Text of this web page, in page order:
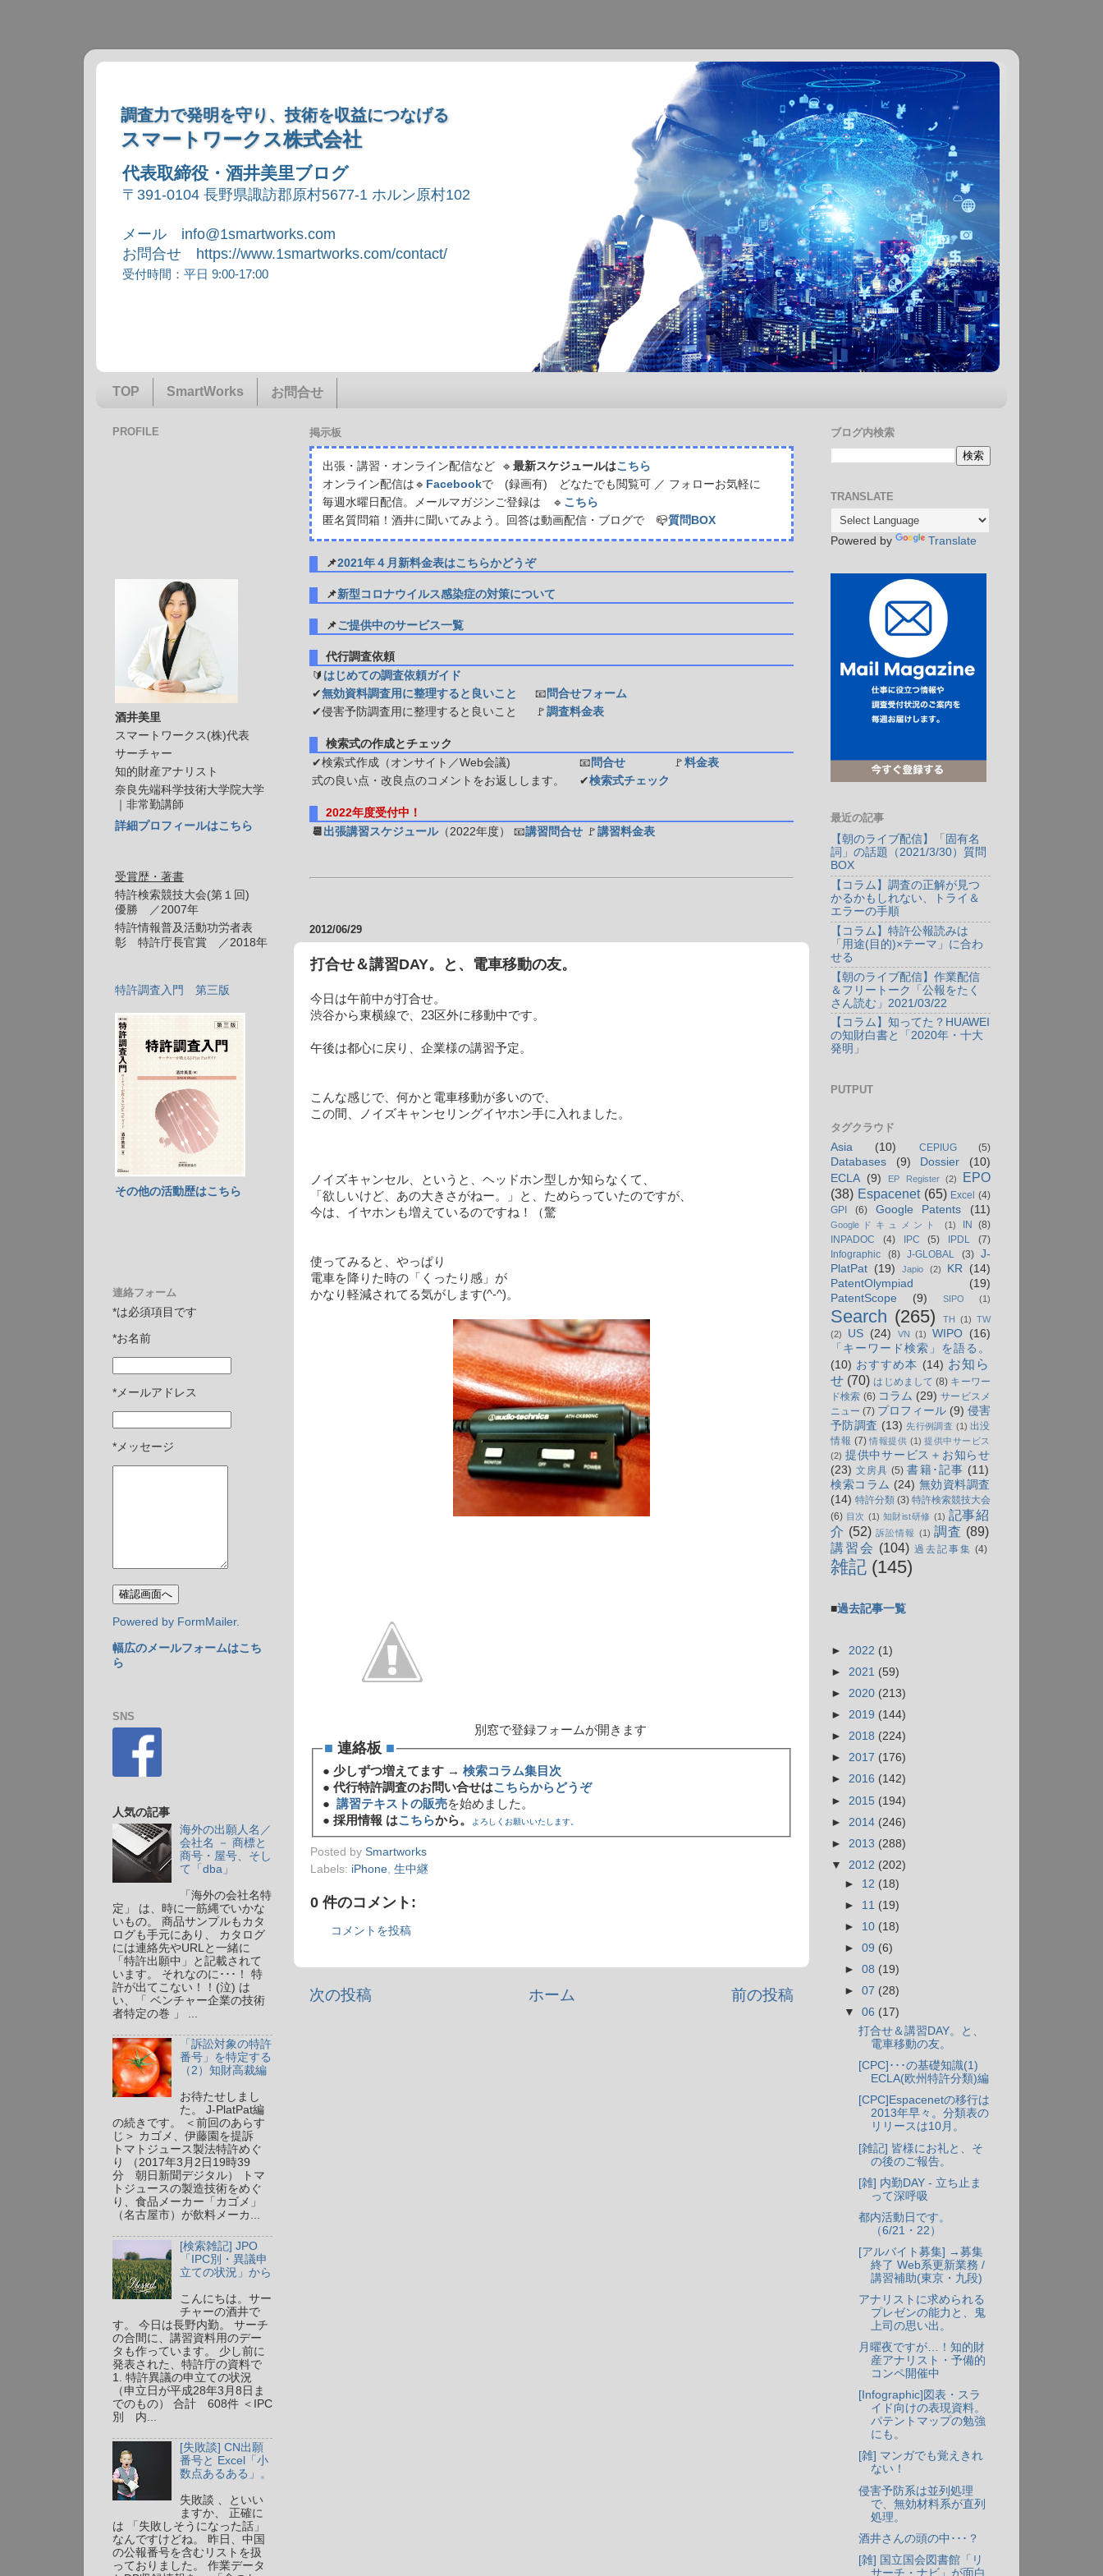
調査力で発明を守り、技術を収益につなげる
スマートワークス株式会社
代表取締役・酒井美里ブログ
〒391-0104 長野県諏訪郡原村5677-1 ホルン原村102
メール info@1smartworks.com
お問合せ https://www.1smartworks.com/contact/
受付時間：平日 9:00-17:00
TOP SmartWorks お問合せ
掲示板
出張・講習・オンライン配信など 🔹 最新スケジュールはこちら
オンライン配信は🔹 Facebookで (録画有) どなたでも閲覧可 ／ フォローお気軽に
毎週水曜日配信。メールマガジンご登録は 🔹 こちら
匿名質問箱！酒井に聞いてみよう。回答は動画配信・ブログで 📪質問BOX
📌2021年４月新料金表はこちらかどうぞ
📌新型コロナウイルス感染症の対策について
📌ご提供中のサービス一覧
代行調査依頼
🔰 はじめての調査依頼ガイド
✔無効資料調査用に整理すると良いこと 📧 問合せフォーム
✔侵害予防調査用に整理すると良いこと
🚩 調査料金表
検索式の作成とチェック
✔検索式作成（オンサイト／Web会議)
📧 問合せ 🚩 料金表
式の良い点・改良点のコメントをお返しします。
✔検索式チェック
2022年度受付中！
📆 出張講習スケジュール（2022年度） 📧講習問合せ 🚩 講習料金表
2012/06/29
打合せ＆講習DAY。と、電車移動の友。
今日は午前中が打合せ。
渋谷から東横線で、23区外に移動中です。
午後は都心に戻り、企業様の講習予定。
こんな感じで、何かと電車移動が多いので、
この間、ノイズキャンセリングイヤホン手に入れました。
ノイズキャンセル、というと、ヘッドホン型しか知らなくて、
「欲しいけど、あの大きさがねー。」と、ためらっていたのですが、
今は、イヤホンも増えているのですね！（驚
使ってみると、やっぱり
電車を降りた時の「くったり感」が
かなり軽減されてる気がします(^-^)。
別窓で登録フォームが開きます
■連絡板 ■
● 少しずつ増えてます →検索コラム集目次
●代行特許調査のお問い合せはこちらからどうぞ
●講習テキストの販売を始めました。
●採用情報 はこちらから。 よろしくお願いいたします。
Posted by Smartworks
Labels: iPhone, 生中継
0 件のコメント:
コメントを投稿
次の投稿 前の投稿
ホーム
PROFILE
酒井美里
スマートワークス(株)代表
サーチャー
知的財産アナリスト
奈良先端科学技術大学院大学
｜非常勤講師
詳細プロフィールはこちら
受賞歴・著書
特許検索競技大会(第１回)
優勝 ／2007年
特許情報普及活動功労者表
彰 特許庁長官賞 ／2018年
特許調査入門 第三版
その他の活動歴はこちら
連絡フォーム
*は必須項目です
*お名前
*メールアドレス
*メッセージ
Powered by FormMailer.
幅広のメールフォームはこち
ら
SNS
人気の記事
海外の出願人名／
会社名 － 商標と
商号・屋号、そし
て「dba」
「海外の会社名特
定」 は、時に一筋縄でいかな
いもの。 商品サンプルもカタ
ログも手元にあり、 カタログ
には連絡先やURLと一緒に
「特許出願中」と記載されて
います。 それなのに･･･！ 特
許が出てこない！！(泣) は
い、「 ベンチャー企業の技術
者特定の巻 」 ...
「訴訟対象の特許
番号」を特定する
（2）知財高裁編
お待たせしまし
た。 J-PlatPat編
の続きです。 ＜前回のあらす
じ＞ カゴメ、伊藤園を提訴
トマトジュース製法特許めぐ
り （2017年3月2日19時39
分 朝日新聞デジタル） トマ
トジュースの製造技術をめぐ
り、食品メーカー「カゴメ」
（名古屋市）が飲料メーカ...
[検索雑記] JPO
「IPC別・異議申
立ての状況」から
こんにちは。サー
チャーの酒井で
す。 今日は長野内勤。 サーチ
の合間に、講習資料用のデー
タも作っています。 少し前に
発表された、特許庁の資料で
1. 特許異議の申立ての状況
（申立日が平成28年3月8日ま
でのもの） 合計 608件 ＜IPC
別 内...
[失敗談] CN出願
番号と Excel「小
数点あるある」。
失敗談 、といい
ますか、 正確に
は 「失敗しそうになった話」
なんですけどね。 昨日、中国
の公報番号を含むリストを扱
っておりました。 作業データ
ブログ内検索
TRANSLATE
Powered by Translate
最近の記事
【朝のライブ配信】「固有名
詞」の話題（2021/3/30）質問
BOX
【コラム】調査の正解が見つ
かるかもしれない、トライ＆
エラーの手順
【コラム】特許公報読みは
「用途(目的)×テーマ」に合わ
せる
【朝のライブ配信】作業配信
＆フリートーク「公報をたく
さん読む」2021/03/22
【コラム】知ってた？HUAWEI
の知財白書と「2020年・十大
発明」
PUTPUT
タグクラウド
Asia
(10) CEPIUG (5)
Databases (9) Dossier
(10)
ECLA (9) EP Register (2)
EPO
(38) Espacenet (65) Excel (4)
GPI
(6) Google Patents (11)
Googleドキュメント (1) IN
(8)
INPADOC
(4) IPC (5) IPDL
(7)
Infographic
(8) J-GLOBAL (3)
J-
PlatPat (19) Japio (2) KR
(14)
PatentOlympiad
(19)
PatentScope
(9) SIPO (1)
Search (265) TH (1) TW
(2)
US (24) VN (1) WIPO (16)
「キーワード検索」を語る。
(10) おすすめ本 (14) お知ら
せ (70) はじめまして (8) キーワー
ド検索 (6) コラム (29) サービスメ
ニュー (7) プロフィール (9) 侵害
予防調査 (13) 先行例調査 (1) 出没
情報 (7) 情報提供 (1) 提供中サービス
(2) 提供中サービス＋お知らせ
(23) 文房具 (5) 書籍･記事 (11)
検索コラム (24) 無効資料調査
(14) 特許分類 (3) 特許検索競技大会
(6) 目次 (1) 知財ist研修 (1) 記事紹
介 (52) 訴訟情報 (1) 調査 (89)
講習会 (104) 過去記事集 (4)
雑記 (145)
■過去記事一覧
► 2022 (1)
► 2021 (59)
► 2020 (213)
► 2019 (144)
► 2018 (224)
► 2017 (176)
► 2016 (142)
► 2015 (194)
► 2014 (246)
► 2013 (288)
▼ 2012 (202)
► 12 (18)
► 11 (19)
► 10 (18)
►09 (6)
►08 (19)
►07 (28)
▼06 (17)
打合せ＆講習DAY。と、
電車移動の友。
[CPC]･･･の基礎知識(1)
ECLA(欧州特許分類)編
[CPC]Espacenetの移行は
2013年早々。分類表の
リリースは10月。
[雑記] 皆様にお礼と、そ
の後のご報告。
[雑] 内勤DAY - 立ち止ま
って深呼吸
都内活動日です。
（6/21・22）
[アルバイト募集] →募集
終了 Web系更新業務 /
講習補助(東京・九段)
アナリストに求められる
プレゼンの能力と、鬼
上司の思い出。
月曜夜ですが…！知的財
産アナリスト・予備的
コンペ開催中
[Infographic]図表・スラ
イド向けの表現資料。
パテントマップの勉強
にも。
[雑] マンガでも覚えきれ
ない！
侵害予防系は並列処理
で、無効材料系が直列
処理。
酒井さんの頭の中･･･？
[雑] 国立国会図書館「リ
サーチ・ナビ」が面白